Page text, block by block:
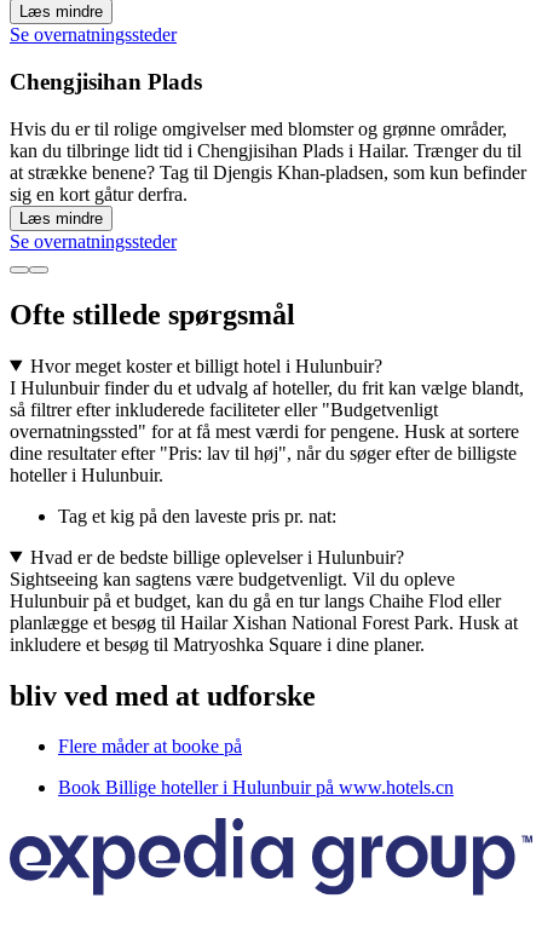
Læs mindre
Se overnatningssteder
Chengjisihan Plads
Hvis du er til rolige omgivelser med blomster og grønne områder,
kan du tilbringe lidt tid i Chengjisihan Plads i Hailar. Trænger du til
at strække benene? Tag til Djengis Khan-pladsen, som kun befinder
sig en kort gåtur derfra.
Læs mindre
Se overnatningssteder
Ofte stillede spørgsmål
Hvor meget koster et billigt hotel i Hulunbuir?
I Hulunbuir finder du et udvalg af hoteller, du frit kan vælge blandt,
så filtrer efter inkluderede faciliteter eller "Budgetvenligt
overnatningssted" for at få mest værdi for pengene. Husk at sortere
dine resultater efter "Pris: lav til høj", når du søger efter de billigste
hoteller i Hulunbuir.
Tag et kig på den laveste pris pr. nat:
Hvad er de bedste billige oplevelser i Hulunbuir?
Sightseeing kan sagtens være budgetvenligt. Vil du opleve
Hulunbuir på et budget, kan du gå en tur langs Chaihe Flod eller
planlægge et besøg til Hailar Xishan National Forest Park. Husk at
inkludere et besøg til Matryoshka Square i dine planer.
bliv ved med at udforske
Flere måder at booke på
Book Billige hoteller i Hulunbuir på www.hotels.cn